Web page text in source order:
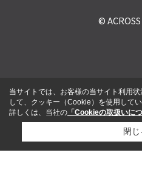
©
当サイトでは、お客様の当サイト利用
して、クッキー（Cookie）を使用してい
詳しくは、当社の 「Cookieの取扱いに
閉じ